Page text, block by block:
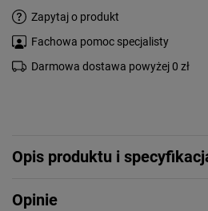
Zapytaj o produkt
Fachowa pomoc specjalisty
Darmowa dostawa powyżej 0 zł
Opis produktu i
Opinie